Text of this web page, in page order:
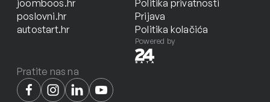
joomboos.hr
poslovni.hr
autostart.hr
Politika privatnosti
Prijava
Politika kolačića
Powered by
Pratite nas na